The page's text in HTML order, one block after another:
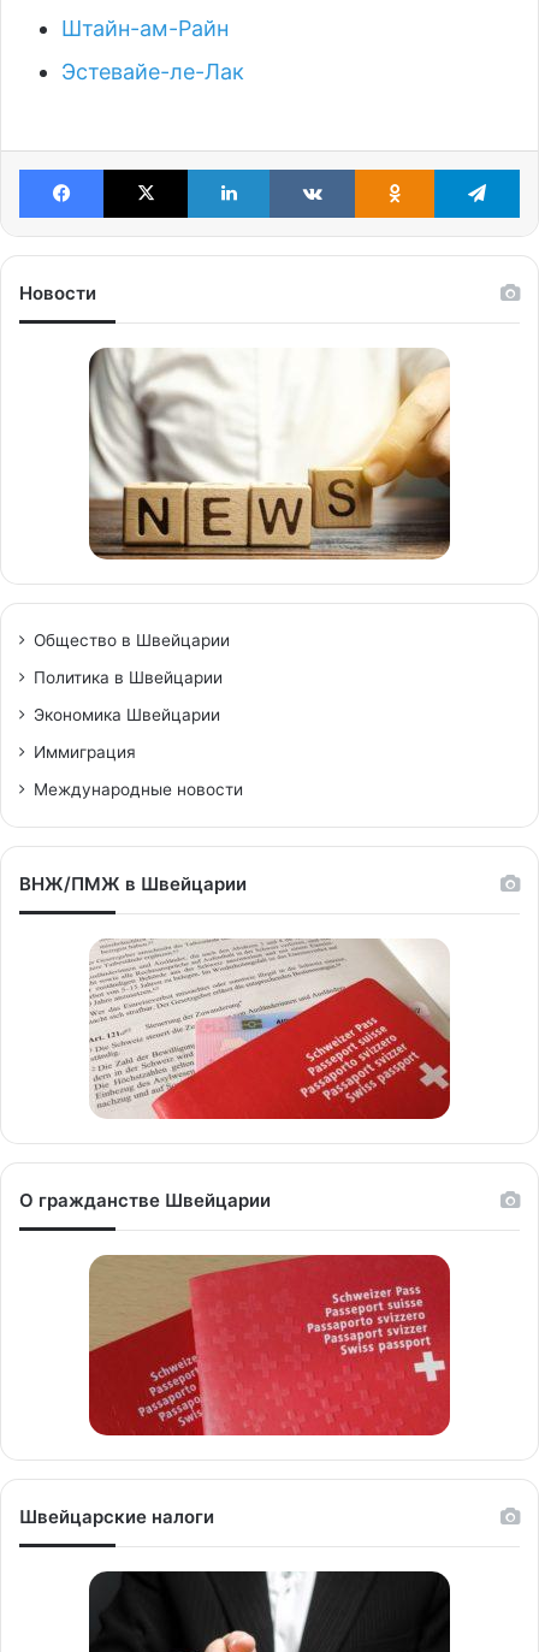
Штайн-ам-Райн
Эстевайе-ле-Лак
Facebook X LinkedIn VKontakteOdnoklassniki
Новости
Общество в Швейцарии
Политика в Швейцарии
Экономика Швейцарии
Иммиграция
Международные новости
ВНЖ/ПМЖ в Швейцарии
О гражданстве Швейцарии
Швейцарские налоги